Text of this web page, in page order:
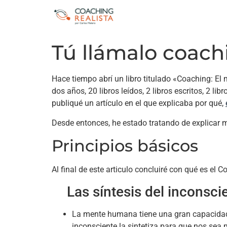
Tú llámalo
Hace tiempo abrí un libro titulado «Coaching:
dos años, 20 libros leídos, 2 libros escritos, 2
publiqué un artículo en el que explicaba por qué,
Desde entonces, he estado tratando de
Principios básicos
Al final de este articulo concluiré con qué es el
Las síntesis del
La mente humana tiene una gran